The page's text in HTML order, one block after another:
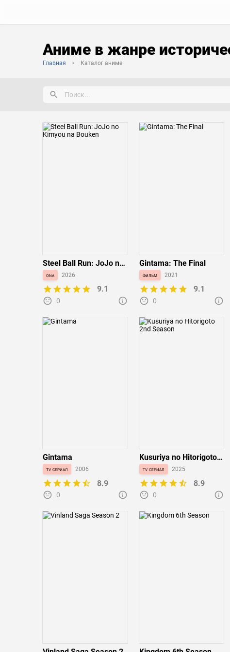
Аниме в жанре
Главная Каталог аниме
Steel Ball Run: JoJo no
Kimyou na Bouken
ona 2026
9.1
0
Gintama: The Final
фильм 2021
9.1
0
Gintama
tv сериал 2006
8.9
0
Kusuriya no Hitorigoto
2nd Season
tv сериал 2025
8.9
0